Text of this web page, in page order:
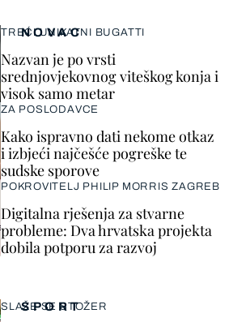
SPORT
SLAŽE SE STOŽER
NOVAC
TREĆI UNIKATNI BUGATTI
Nazvan je po vrsti
srednjovjekovnog viteškog konja i
visok samo metar
ZA POSLODAVCE
Kako ispravno dati nekome otkaz
i izbjeći najčešće pogreške te
sudske sporove
POKROVITELJ PHILIP MORRIS ZAGREB
Digitalna rješenja za stvarne
probleme: Dva hrvatska projekta
dobila potporu za razvoj